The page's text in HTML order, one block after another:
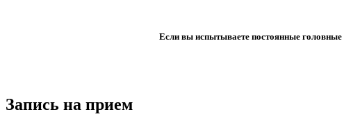
Если вы испытываете постоянные
Запись на прием